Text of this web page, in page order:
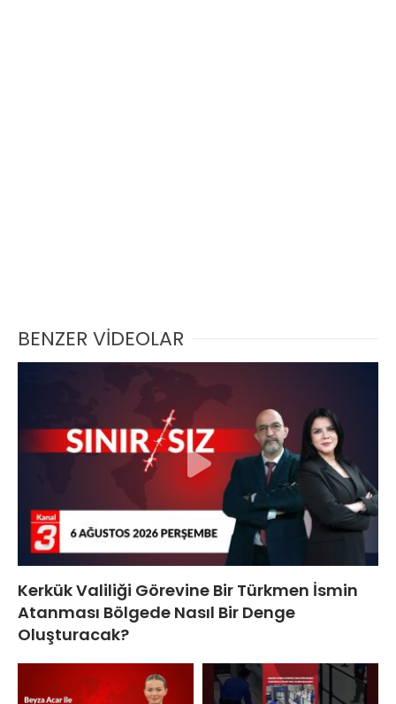
BENZER VİDEOLAR
Kerkük Valiliği Görevine Bir Türkmen İsmin
Atanması Bölgede Nasıl Bir Denge
Oluşturacak?